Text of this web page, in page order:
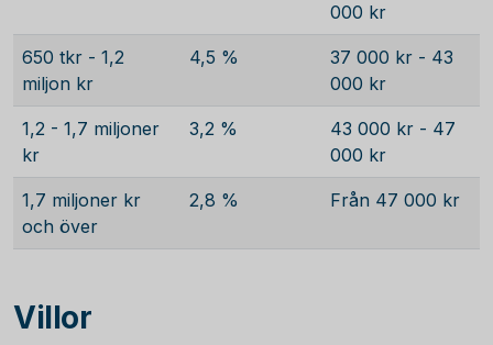
000 kr
650 tkr - 1,2
miljon kr
4,5 %
37 000 kr - 43
000 kr
1,2 - 1,7 miljoner
kr
3,2 %
43 000 kr - 47
000 kr
1,7 miljoner kr
och över
2,8 % Från 47 000 kr
Villor